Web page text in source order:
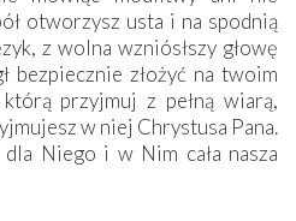
otworzysz usta i na spodnią
z wolna wzniósłszy głowę
bezpiecznie złożyć na twoim
przyjmuj z pełną wiarą,
w niej Chrystusa Pana.
Niego i w Nim cała nasza